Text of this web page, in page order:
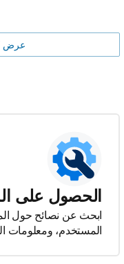
عرض
الحصول على
ابحث عن نصائح حول
المستخدم، ومعلومات